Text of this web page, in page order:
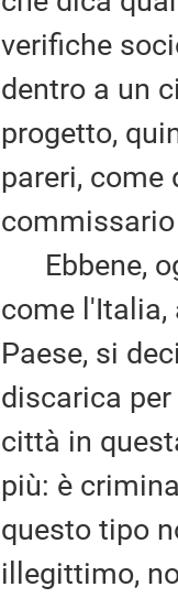
verifiche
dentro a un
progetto,
pareri, come
Ebbene,
come l'Italia,
Paese, si
discarica
città in
più: è
questo tipo
illegittimo,